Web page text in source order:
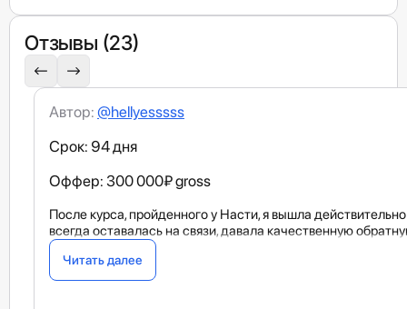
Отзывы (23)
Автор: @hellyesssss
Срок: 94 дня
Оффер: 300 000₽ gross
После курса, пройденного у Насти, я вышла
всегда оставалась на связи, давала качественную
Читать далее